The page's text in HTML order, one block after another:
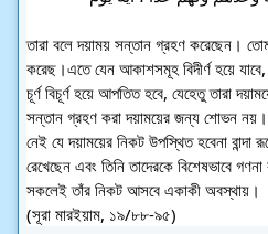
তারা বলে দয়াময় সন্তান গ্রহণ করেছেন।
করেছ।এতে যেন আকাশসমূহ বিদীর্ণ হয়ে যাবে,
চূর্ণ বিচূর্ণ হয়ে আপতিত হবে, যেহেতু তারা
সন্তান গ্রহণ করা দয়াময়ের জন্য শোভন
নেই যে দয়াময়ের নিকট উপস্থিত হবেনা বান্দা
রেখেছেন এবং তিনি তাদেরকে বিশেষভাবে
সকলেই তাঁর নিকট আসবে একাকী অবস্থায়।
(সূরা মারইয়াম, ১৯/৮৮-৯৫)